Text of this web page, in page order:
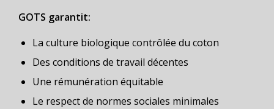
GOTS garantit:
La culture biologique contrôlée du coton
Des conditions de travail décentes
Une rémunération équitable
Le respect de normes sociales minimales